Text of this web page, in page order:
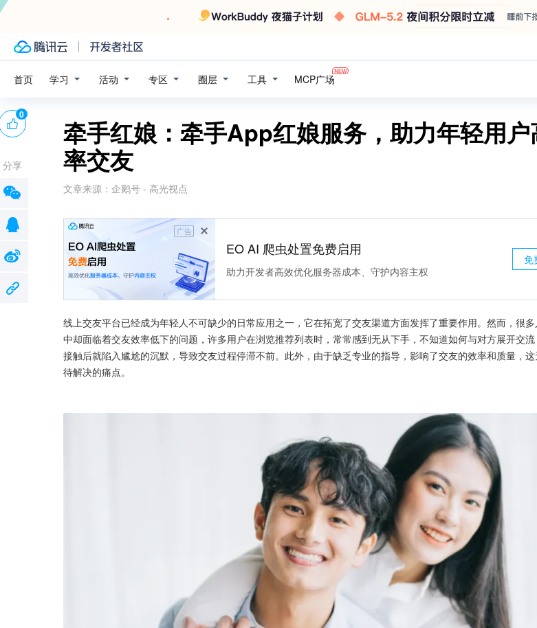
首页 学习 活动 专区 圈层 工具 MCP广场
牵手红娘：牵手App红娘服务，助力年轻用户
率交友
文章来源： 企鹅号 - 高光视点
广告
EO AI 爬虫处置免费启用
助力开发者高效优化服务器成本、守护内容主权
免
线上交友平台已经成为年轻人不可缺少的日常应用之一，它在拓宽了交友渠道方面发挥了重要作用。然而，很
中却面临着交友效率低下的问题，许多用户在浏览推荐列表时，常常感到无从下手，不知道如何与对方展开交
接触后就陷入尴尬的沉默，导致交友过程停滞不前。此外，由于缺乏专业的指导，影响了交友的效率和质量，
待解决的痛点。
0
分享